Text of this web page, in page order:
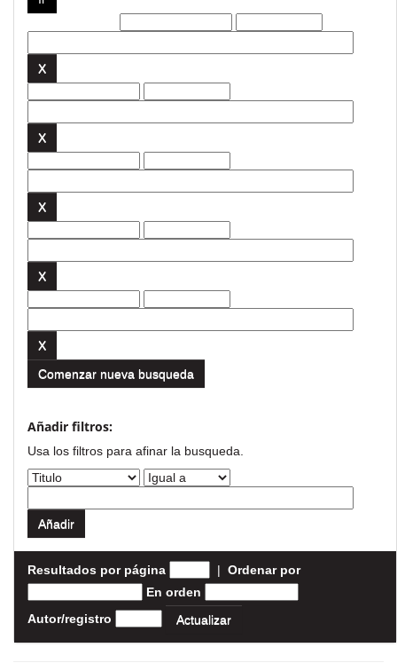
Comenzar nueva busqueda
Añadir filtros:
Usa los filtros para afinar la busqueda.
Resultados por página | Ordenar por
En orden
Autor/registro